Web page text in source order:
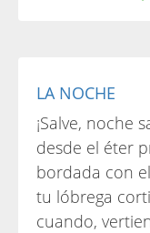
LA NOCHE
¡Salve, noche
desde el éter
bordada con
tu lóbrega
cuando,